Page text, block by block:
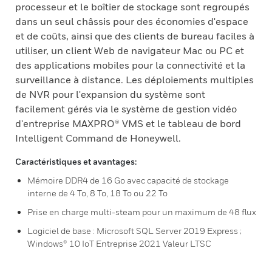
processeur et le boîtier de stockage sont regroupés
dans un seul châssis pour des économies d'espace
et de coûts, ainsi que des clients de bureau faciles à
utiliser, un client Web de navigateur Mac ou PC et
des applications mobiles pour la connectivité et la
surveillance à distance. Les déploiements multiples
de NVR pour l'expansion du système sont
facilement gérés via le système de gestion vidéo
d'entreprise MAXPRO® VMS et le tableau de bord
Intelligent Command de Honeywell.
Caractéristiques et avantages:
Mémoire DDR4 de 16 Go avec capacité de stockage
interne de 4 To, 8 To, 18 To ou 22 To
Prise en charge multi-steam pour un maximum de 48 flux
Logiciel de base : Microsoft SQL Server 2019 Express ;
Windows® 10 IoT Entreprise 2021 Valeur LTSC